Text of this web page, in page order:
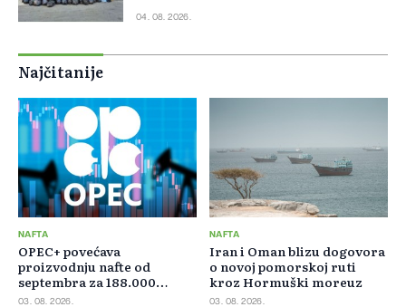
04. 08. 2026.
Najčitanije
NAFTA
OPEC+ povećava
proizvodnju nafte od
septembra za 188.000
barela dnevno
03. 08. 2026.
NAFTA
Iran i Oman blizu dogovora
o novoj pomorskoj ruti
kroz Hormuški moreuz
03. 08. 2026.